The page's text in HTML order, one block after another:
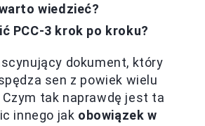
wiedzieć?
PCC-3 krok po kroku?
dokument, który
sen z powiek wielu
tak naprawdę jest ta
innego jak obowiązek w